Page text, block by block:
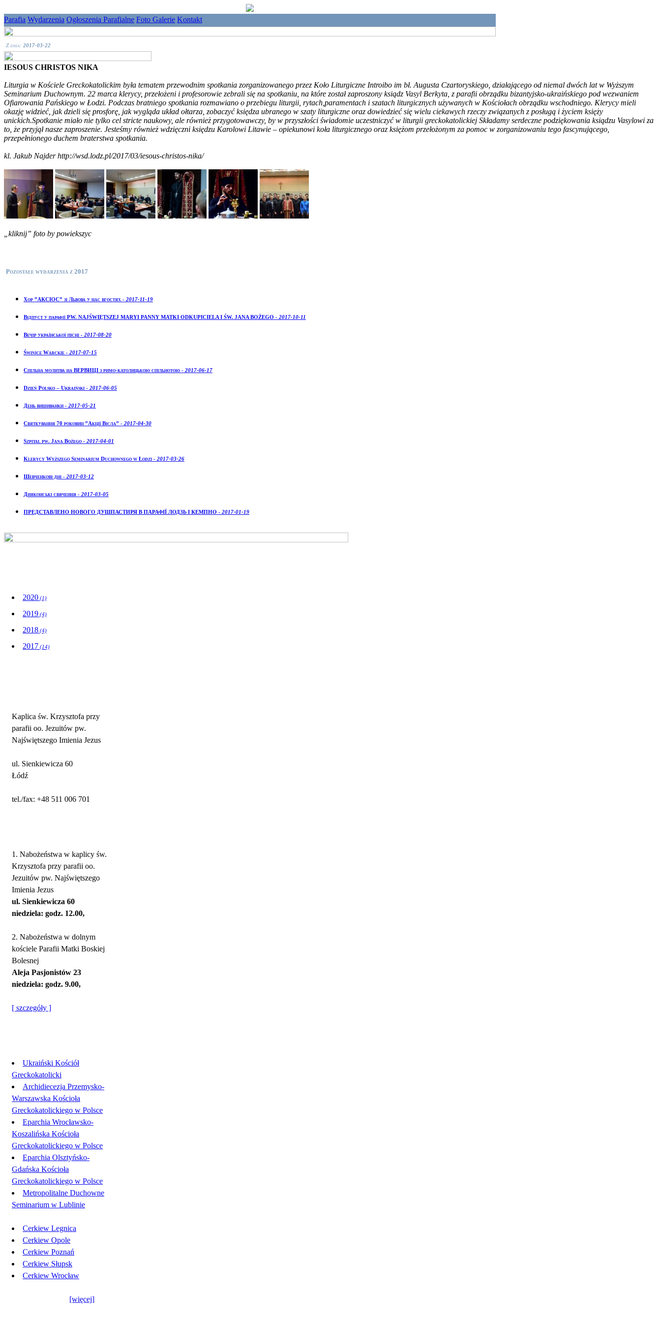
Parafia Wydarzenia Ogłoszenia Parafialne Foto Galerie Kontakt
Z dnia: 2017-03-22
IESOUS CHRISTOS NIKA
Liturgia w Kościele Greckokatolickim była tematem przewodnim spotkania zorganizowanego przez Koło Liturgiczne Introibo im bł. Augusta Czartoryskiego, działającego od niemal dwóch lat w Wyższym
Seminarium Duchownym. 22 marca klerycy, przełożeni i profesorowie zebrali się na spotkaniu, na które został zaproszony ksiądz Vasyl Berkyta, z parafii obrządku bizantyjsko-ukraińskiego pod wezwaniem
Ofiarowania Pańskiego w Łodzi. Podczas bratniego spotkania rozmawiano o przebiegu liturgii, rytach,paramentach i szatach liturgicznych używanych w Kościołach obrządku wschodniego. Klerycy mieli
okazję widzieć, jak dzieli się prosforę, jak wygląda układ ołtarza, zobaczyć księdza ubranego w szaty liturgiczne oraz dowiedzieć się wielu ciekawych rzeczy związanych z posługą i życiem księży
unickich.Spotkanie miało nie tylko cel stricte naukowy, ale również przygotowawczy, by w przyszłości świadomie uczestniczyć w liturgii greckokatolickiej Składamy serdeczne podziękowania ksiądzu Vasylowi za
to, że przyjął nasze zaproszenie. Jesteśmy również wdzięczni księdzu Karolowi Litawie – opiekunowi koła liturgicznego oraz księżom przełożonym za pomoc w zorganizowaniu tego fascynującego,
przepełnionego duchem braterstwa spotkania.
kl. Jakub Najder http://wsd.lodz.pl/2017/03/iesous-christos-nika/
„kliknij” foto by powiekszyc
Pozostałe wydarzenia z 2017
Хор ”АКСІОС” зі Львова у нас вгостях - 2017-11-19
Відпуст у парафії PW. NAJŚWIĘTSZEJ MARYI PANNY MATKI ODKUPICIELA I ŚW. JANA BOŻEGO - 2017-10-11
Вечір української пісні - 2017-08-20
Świnice Warckie - 2017-07-15
Спільна молитва на ВЕРВИЦІ з римо-католицькою спільнотою - 2017-06-17
Dzień Polsko – Ukraiński - 2017-06-05
День вишиванки - 2017-05-21
Святкування 70 роковин ”Акції Вісла” - 2017-04-30
Szpital pw. Jana Bożego - 2017-04-01
Klerycy Wyższego Seminarium Duchownego w Łodzi - 2017-03-26
Шевченкові дні - 2017-03-12
Дияконські свячення - 2017-03-05
ПРЕДСТАВЛЕНО НОВОГО ДУШПАСТИРЯ В ПАРАФІЇ ЛОДЗЬ І КЕМПНО - 2017-01-19
2020 (1)
2019 (4)
2018 (4)
2017 (14)
Kaplica św. Krzysztofa przy
parafii oo. Jezuitów pw.
Najświętszego Imienia Jezus
ul. Sienkiewicza 60
Łódź
tel./fax: +48 511 006 701
1. Nabożeństwa w kaplicy św.
Krzysztofa przy parafii oo.
Jezuitów pw. Najświętszego
Imienia Jezus
ul. Sienkiewicza 60
niedziela: godz. 12.00,
2. Nabożeństwa w dolnym
kościele Parafii Matki Boskiej
Bolesnej
Aleja Pasjonistów 23
niedziela: godz. 9.00,
[ szczegóły ]
Ukraiński Kościół
Greckokatolicki
Archidiecezja Przemysko-
Warszawska Kościoła
Greckokatolickiego w Polsce
Eparchia Wrocławsko-
Koszalińska Kościoła
Greckokatolickiego w Polsce
Eparchia Olsztyńsko-
Gdańska Kościoła
Greckokatolickiego w Polsce
Metropolitalne Duchowne
Seminarium w Lublinie
Cerkiew Legnica
Cerkiew Opole
Cerkiew Poznań
Cerkiew Słupsk
Cerkiew Wrocław
[więcej]